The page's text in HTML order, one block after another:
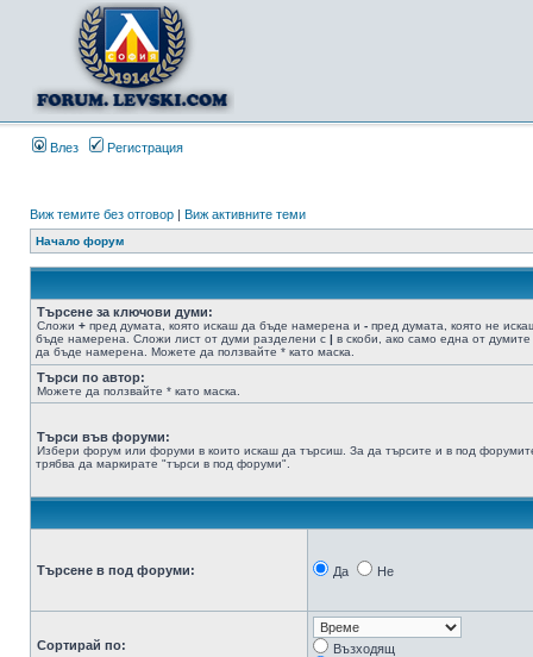
Влез Регистрация
Виж темите без отговор | Виж активните теми
Начало форум
Търсене за ключови думи:
Сложи + пред думата, която искаш да бъде намерена и - пред думата, която не
бъде намерена. Сложи лист от думи разделени с | в скоби, ако само една от думите
да бъде намерена. Можете да ползвайте * като маска.
Търси по автор:
Можете да ползвайте * като маска.
Търси във форуми:
Избери форум или форуми в които искаш да търсиш. За да търсите и в под
трябва да маркирате "търси в под форуми".
Търсене в под форуми: Да Не
Сортирай по:
Възходящ